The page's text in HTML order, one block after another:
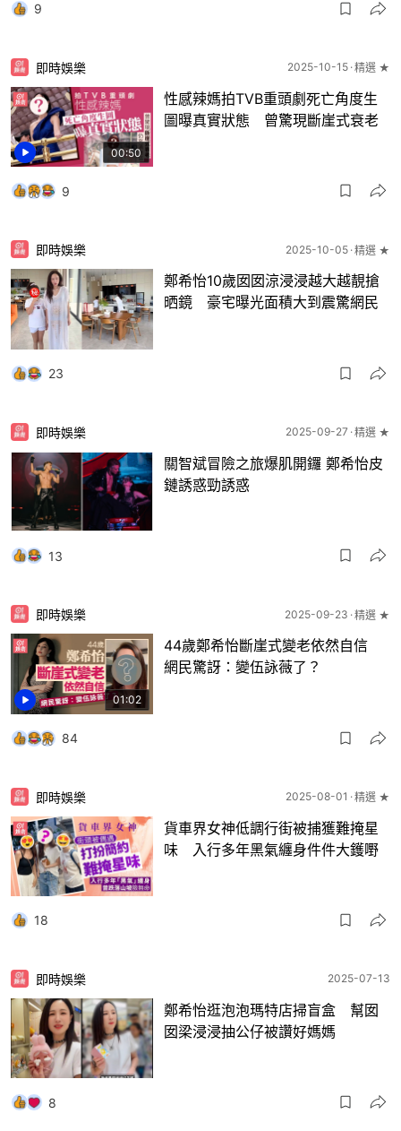
9
00:50
即時娛樂 2025-10-15 精選 ★
性感辣媽拍TVB重頭劇死亡角度生
圖曝真實狀態 曾驚現斷崖式衰老
9
即時娛樂 2025-10-05 精選 ★
鄭希怡10歲囡囡涼浸浸越大越靚搶
晒鏡 豪宅曝光面積大到震驚網民
23
即時娛樂 2025-09-27 精選 ★
關智斌冒險之旅爆肌開鑼 鄭希怡皮
鏈誘惑勁誘惑
13
01:02
即時娛樂 2025-09-23 精選 ★
44歲鄭希怡斷崖式變老依然自信
網民驚訝：變伍詠薇了？
84
即時娛樂 2025-08-01 精選 ★
貨車界女神低調行街被捕獲難掩星
味 入行多年黑氣纏身件件大鑊嘢
18
即時娛樂 2025-07-13
鄭希怡逛泡泡瑪特店掃盲盒 幫囡
囡梁浸浸抽公仔被讚好媽媽
8